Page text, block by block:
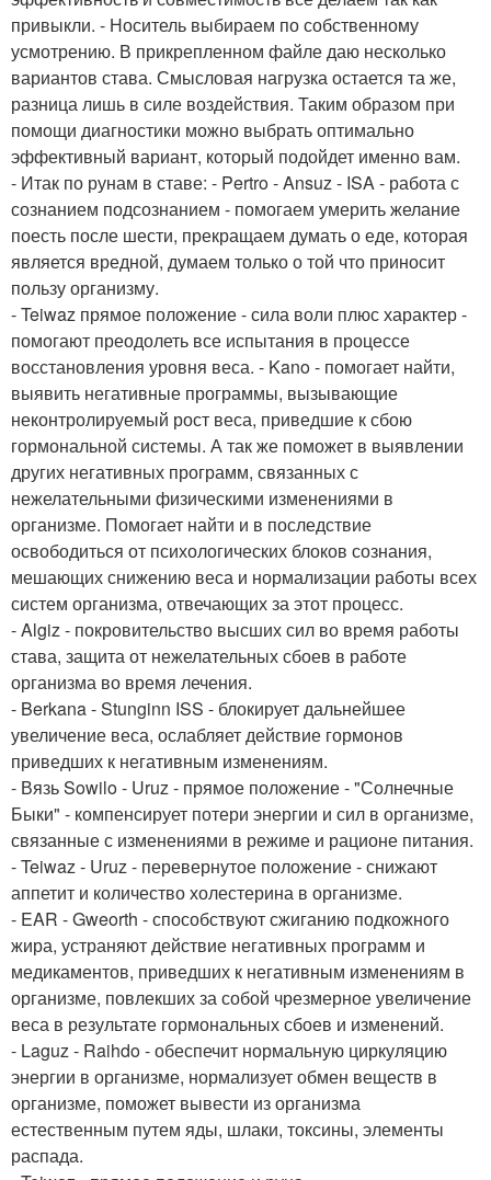
привыкли. - Носитель выбираем по собственному
усмотрению. В прикрепленном файле даю несколько
вариантов става. Смысловая нагрузка остается та же,
разница лишь в силе воздействия. Таким образом при
помощи диагностики можно выбрать оптимально
эффективный вариант, который подойдет именно вам.
- Итак по рунам в ставе: - Pertro - Ansuz - ISA - работа с
сознанием подсознанием - помогаем умерить желание
поесть после шести, прекращаем думать о еде, которая
является вредной, думаем только о той что приносит
пользу организму.
- Teiwaz прямое положение - сила воли плюс характер -
помогают преодолеть все испытания в процессе
восстановления уровня веса. - Kano - помогает найти,
выявить негативные программы, вызывающие
неконтролируемый рост веса, приведшие к сбою
гормональной системы. А так же поможет в выявлении
других негативных программ, связанных с
нежелательными физическими изменениями в
организме. Помогает найти и в последствие
освободиться от психологических блоков сознания,
мешающих снижению веса и нормализации работы всех
систем организма, отвечающих за этот процесс.
- Algiz - покровительство высших сил во время работы
става, защита от нежелательных сбоев в работе
организма во время лечения.
- Berkana - Stunginn ISS - блокирует дальнейшее
увеличение веса, ослабляет действие гормонов
приведших к негативным изменениям.
- Вязь Sowilo - Uruz - прямое положение - "Солнечные
Быки" - компенсирует потери энергии и сил в организме,
связанные с изменениями в режиме и рационе питания.
- Teiwaz - Uruz - перевернутое положение - снижают
аппетит и количество холестерина в организме.
- EAR - Gweorth - способствуют сжиганию подкожного
жира, устраняют действие негативных программ и
медикаментов, приведших к негативным изменениям в
организме, повлекших за собой чрезмерное увеличение
веса в результате гормональных сбоев и изменений.
- Laguz - Raihdo - обеспечит нормальную циркуляцию
энергии в организме, нормализует обмен веществ в
организме, поможет вывести из организма
естественным путем яды, шлаки, токсины, элементы
распада.